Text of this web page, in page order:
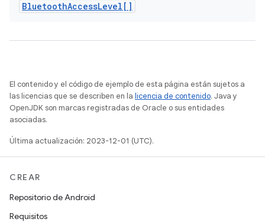
BluetoothAccessLevel[]
El contenido y el código de ejemplo de esta página están sujetos a
las licencias que se describen en la licencia de contenido. Java y
OpenJDK son marcas registradas de Oracle o sus entidades
asociadas.
Última actualización: 2023-12-01 (UTC).
CREAR
Repositorio de Android
Requisitos